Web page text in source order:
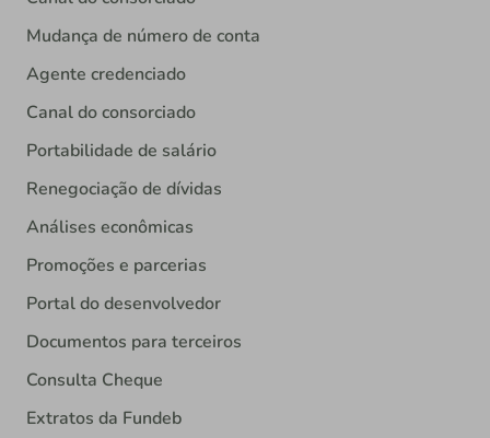
Mudança de número de conta
Agente credenciado
Canal do consorciado
Portabilidade de salário
Renegociação de dívidas
Análises econômicas
Promoções e parcerias
Portal do desenvolvedor
Documentos para terceiros
Consulta Cheque
Extratos da Fundeb